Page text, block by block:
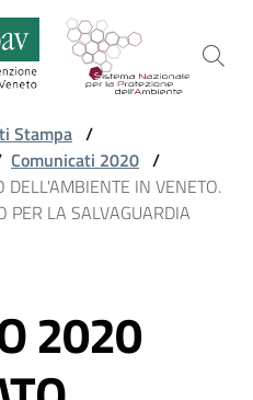
Stampa /
Comunicati 2020 /
DELL'AMBIENTE IN VENETO.
PER LA SALVAGUARDIA
2020